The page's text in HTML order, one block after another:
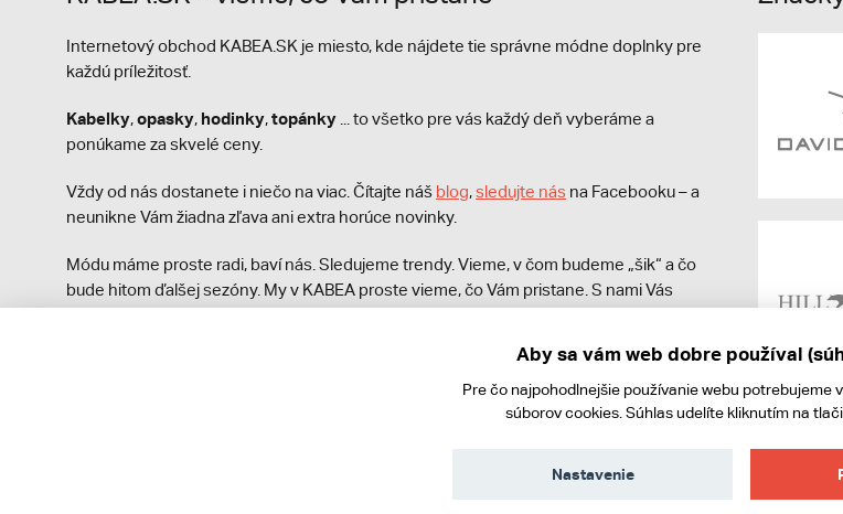
Internetový obchod KABEA.SK je miesto, kde nájdete tie správne módne doplnky pre
každú príležitosť.
Kabelky,opasky, hodinky,topánky ... to všetko pre vás každý deň vyberáme a
ponúkame za skvelé ceny.
Vždy od nás dostanete i niečo na viac. Čítajte náš blog,sledujte nás na Facebooku – a
neunikne Vám žiadna zľava ani extra horúce novinky.
Módu máme proste radi, baví nás. Sledujeme trendy. Vieme, v čom budeme „šik“ a čo
bude hitom ďalšej sezóny. My v KABEA proste vieme, čo Vám pristane. S nami Vás
Aby sa vám web dobre používal
Pre čo najpohodlnejšie používanie webu potrebujeme
súborov cookies. Súhlas udelíte kliknutím na
Nastavenie